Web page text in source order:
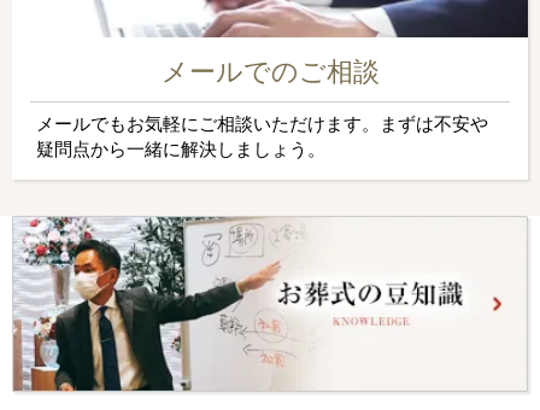
メールでのご相談
メールでもお気軽にご相談いただけます。まずは不安や
疑問点から一緒に解決しましょう。